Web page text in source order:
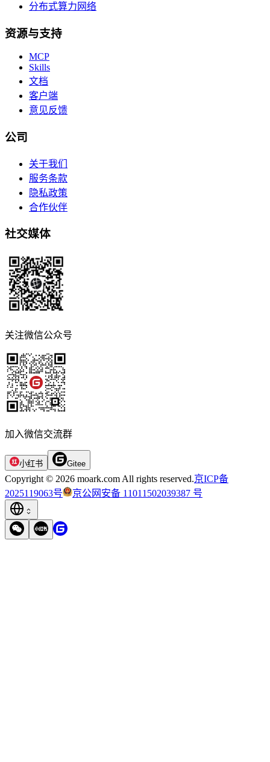
分布式算力网络
资源与支持
MCP
Skills
文档
客户端
意见反馈
公司
关于我们
服务条款
隐私政策
合作伙伴
社交媒体
关注微信公众号
加入微信交流群
小红书 Gitee
Copyright © 2026 moark.com All rights reserved.京ICP备
2025119063号
京公网安备 11011502039387 号